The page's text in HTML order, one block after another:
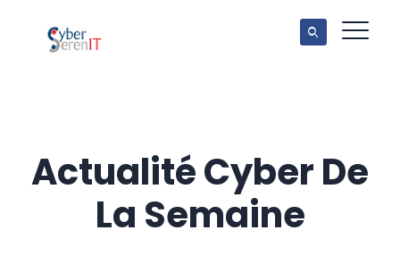
Actualité Cyber De
La Semaine